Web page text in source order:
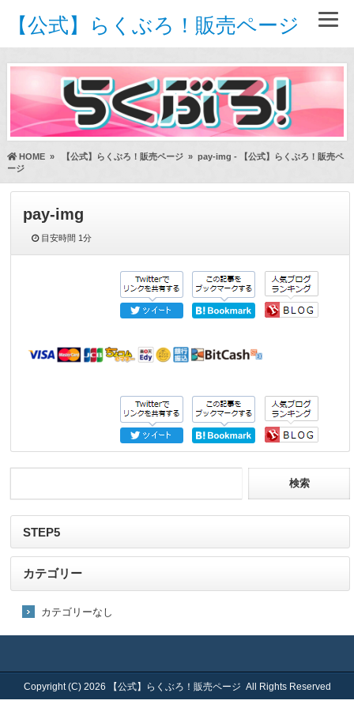
【公式】らくぶろ！販売ページ
HOME» 【公式】らくぶろ！販売ページ» pay-img - 【公式】らくぶろ！販売ペ
ージ
pay-img
目安時間 1分
STEP5
カテゴリー
カテゴリーなし
Copyright (C) 2026 【公式】らくぶろ！販売ページ All Rights Reserved